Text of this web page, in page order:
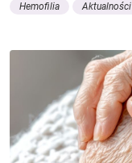
Hemofilia Aktualności